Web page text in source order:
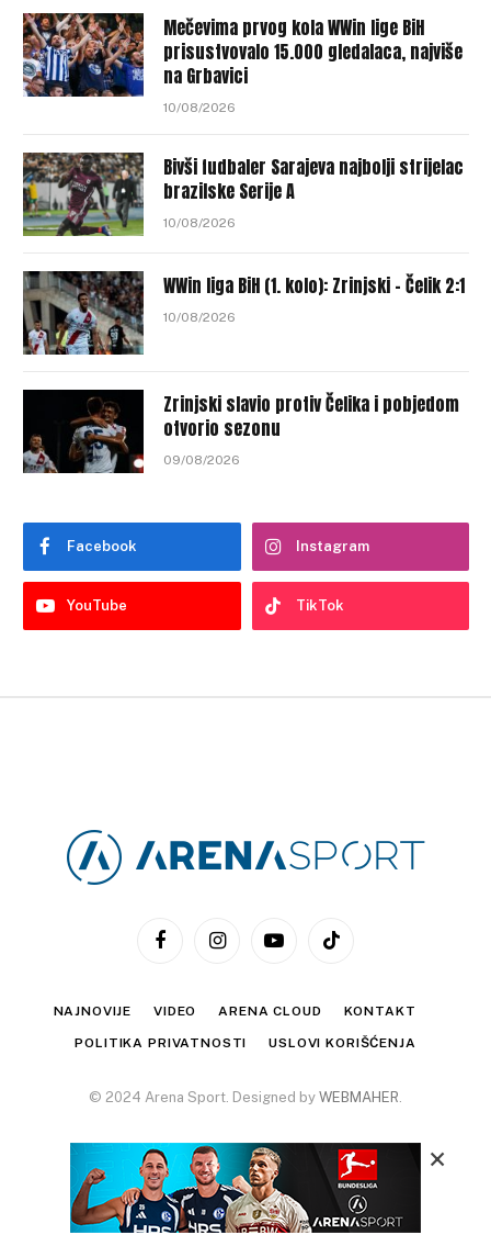
Mečevima prvog kola WWin lige BiH
prisustvovalo 15.000 gledalaca, najviše
na Grbavici
10/08/2026
Bivši fudbaler Sarajeva najbolji strijelac
brazilske Serije A
10/08/2026
WWin liga BiH (1. kolo): Zrinjski – Čelik 2:1
10/08/2026
Zrinjski slavio protiv Čelika i pobjedom
otvorio sezonu
09/08/2026
Facebook Instagram
YouTube TikTok
FacebookInstagramYouTubeTikTok
NAJNOVIJE VIDEO ARENA CLOUD KONTAKT
POLITIKA PRIVATNOSTI USLOVI KORIŠĆENJA
© 2024 Arena Sport. Designed by WEBMAHER
×